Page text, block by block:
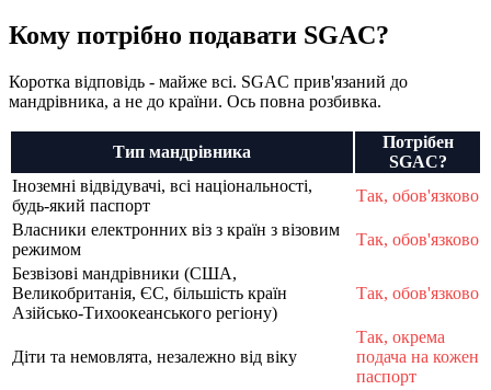
Кому потрібно подавати SGAC?
Коротка відповідь - майже всі. SGAC прив'язаний до
мандрівника, а не до країни. Ось повна розбивка.
Тип мандрівника
Потрібен
SGAC?
Іноземні відвідувачі, всі національності,
будь-який паспорт
Так, обов'язково
Власники електронних віз з країн з візовим
режимом
Так, обов'язково
Безвізові мандрівники (США,
Великобританія, ЄС, більшість країн
Азійсько-Тихоокеанського регіону)
Так, обов'язково
Діти та немовлята, незалежно від віку
Так, окрема
подача на кожен
паспорт